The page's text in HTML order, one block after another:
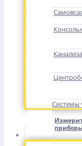
Системы